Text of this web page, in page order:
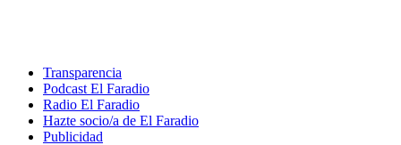
Transparencia
Podcast El Faradio
Radio El Faradio
Hazte socio/a de El Faradio
Publicidad